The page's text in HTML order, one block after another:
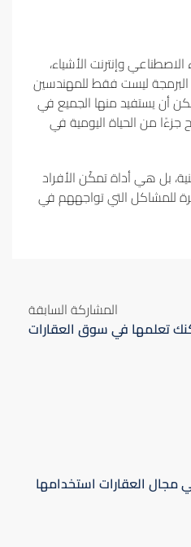
وإنترنت الأشياء،
ليست فقط للمهندسين
أن يستفيد منها الجميع في
من الحياة اليومية في
بل هي أداة تمكّن الأفراد
للمشاكل التي تواجههم في
المشاركة السابقة
تعلمها في سوق العقارات